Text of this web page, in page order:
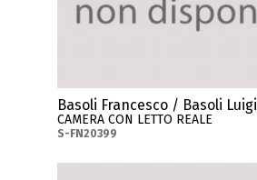
Basoli Francesco / Basoli Luigi
CAMERA CON LETTO REALE
S-FN20399